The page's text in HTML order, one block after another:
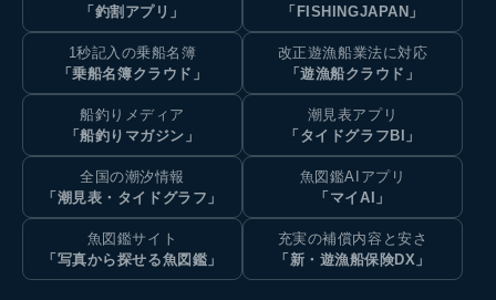
「釣割アプリ」
「FISHINGJAPAN」
1秒記入の乗船名簿
「乗船名簿クラウド」
改正遊漁船業法に対応
「遊漁船クラウド」
船釣りメディア
「船釣りマガジン」
潮見表アプリ
「タイドグラフBI」
全国の潮汐情報
「潮見表・タイドグラフ」
魚図鑑AIアプリ
「マイAI」
魚図鑑サイト
「写真から探せる魚図鑑」
充実の補償内容と安さ
「新・遊漁船保険DX」